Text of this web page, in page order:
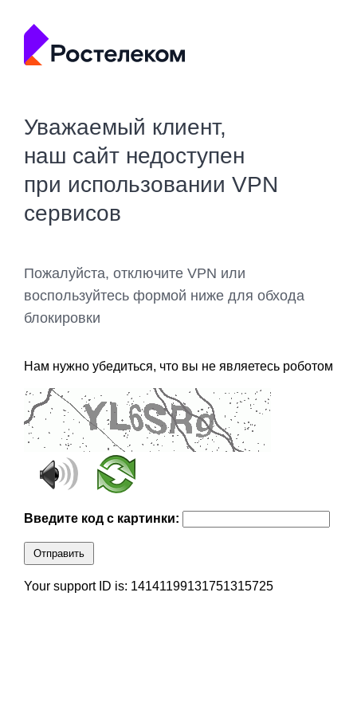
Уважаемый клиент,
наш сайт недоступен
при использовании VPN
сервисов
Пожалуйста, отключите VPN или
воспользуйтесь формой ниже для обхода
блокировки
Нам нужно убедиться, что вы не являетесь роботом
Введите код с картинки:
Отправить
Your support ID is: 14141199131751315725